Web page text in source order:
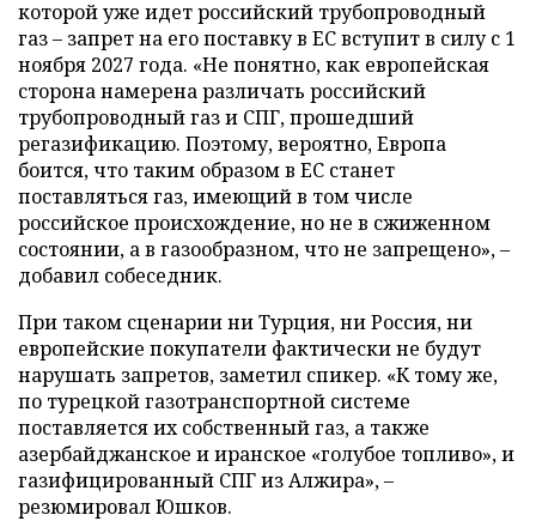
которой уже идет российский трубопроводный
газ – запрет на его поставку в ЕС вступит в силу с 1
ноября 2027 года. «Не понятно, как европейская
сторона намерена различать российский
трубопроводный газ и СПГ, прошедший
регазификацию. Поэтому, вероятно, Европа
боится, что таким образом в ЕС станет
поставляться газ, имеющий в том числе
российское происхождение, но не в сжиженном
состоянии, а в газообразном, что не запрещено», –
добавил собеседник.
При таком сценарии ни Турция, ни Россия, ни
европейские покупатели фактически не будут
нарушать запретов, заметил спикер. «К тому же,
по турецкой газотранспортной системе
поставляется их собственный газ, а также
азербайджанское и иранское «голубое топливо», и
газифицированный СПГ из Алжира», –
резюмировал Юшков.